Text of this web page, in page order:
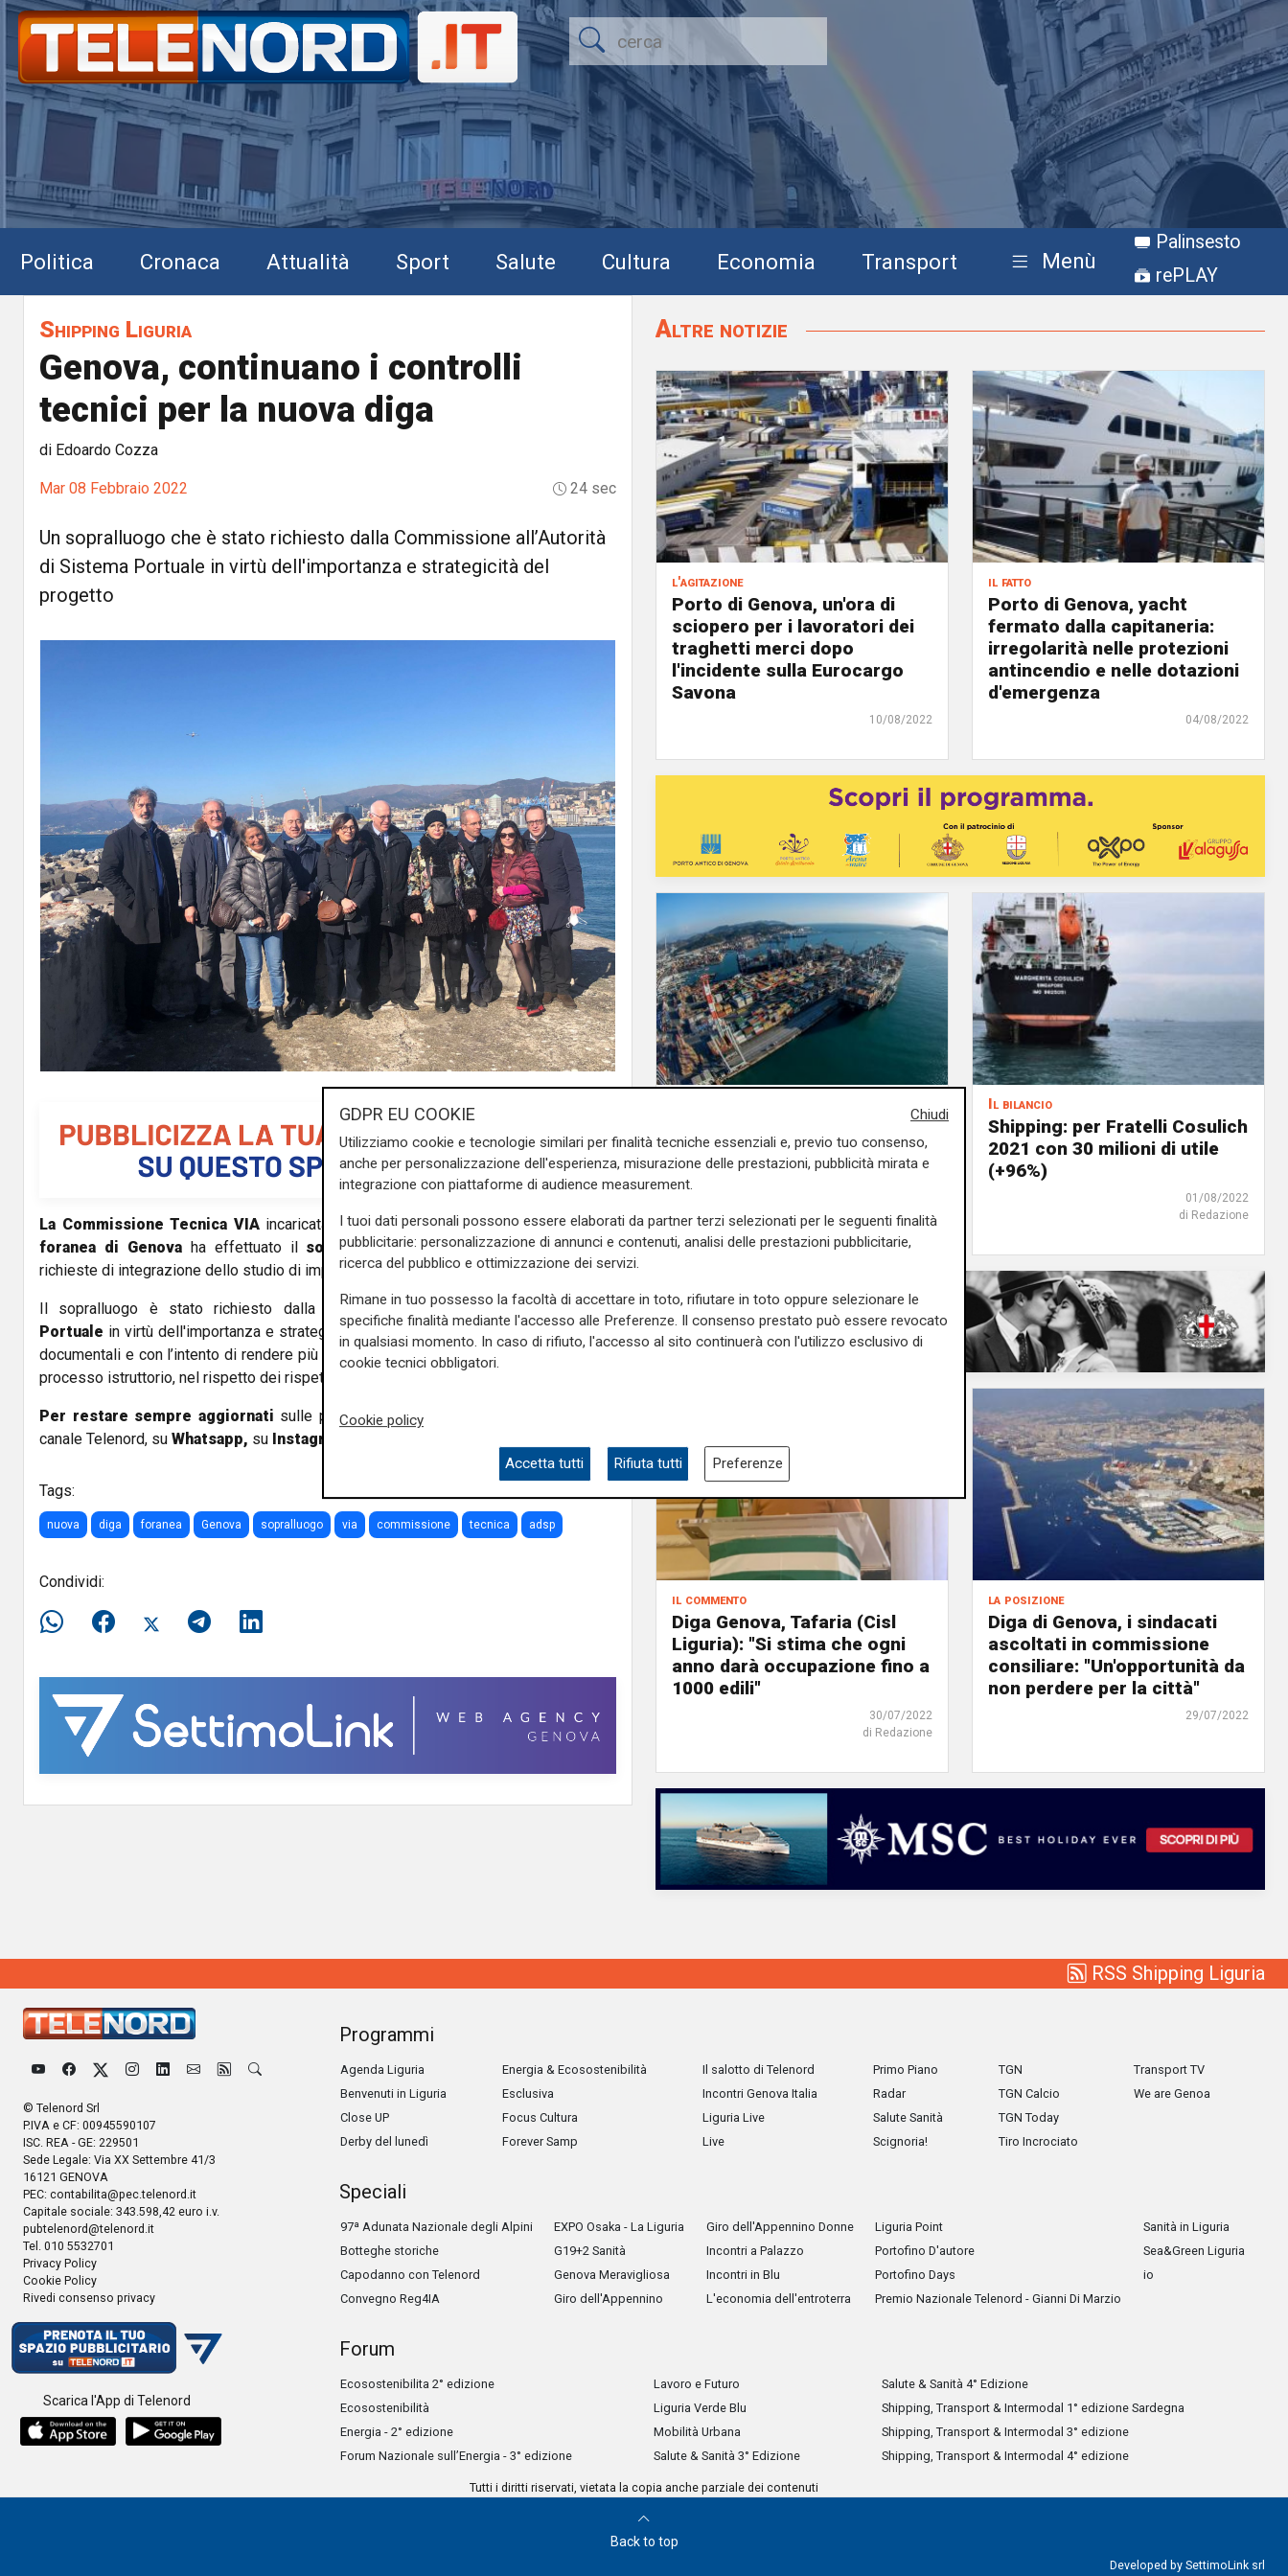
Politica Cronaca Attualità Sport Salute Cultura Economia Transport Menù
Palinsesto
rePLAY
Shipping Liguria
Genova, continuano i controlli
tecnici per la nuova diga
di Edoardo Cozza
Mar 08 Febbraio 2022 24 sec
Un sopralluogo che è stato richiesto dalla Commissione all’Autorità
di Sistema Portuale in virtù dell'importanza e strategicità del
progetto
La Commissione Tecnica VIAincaricata della procedura relativa allaNuova Diga
foranea di Genovaha effettuato il sopralluogoprogrammato in relazione alle
richieste di integrazione dello studio di impatto ambientale sul progetto.
Il sopralluogo è stato richiesto dalla
Commissione all’Autorità di Sistema
Portuale in virtù dell'importanza e strategicità del progetto, a supporto dei contributi
documentali e con l’intento di rendere più efficaci gli approfondimenti occorrenti per il
processo istruttorio, nel rispetto dei rispettivi ruoli istituzionali.
Per restare sempre aggiornati sulle principali notizie sulla Liguria seguiteci sul
canale Telenord, su Whatsapp, su Instagram
Tags:
nuova diga foranea Genova sopralluogo via commissione tecnica adsp
Condividi:
Altre notizie
l'agitazione
Porto di Genova, un'ora di
sciopero per i lavoratori dei
traghetti merci dopo
l'incidente sulla Eurocargo
Savona
10/08/2022
il fatto
Porto di Genova, yacht
fermato dalla capitaneria:
irregolarità nelle protezioni
antincendio e nelle dotazioni
d'emergenza
04/08/2022
container movimentati: -3,9%
nei primi 6 mesi del 2022
Il bilancio
Shipping: per Fratelli Cosulich
2021 con 30 milioni di utile
(+96%)
01/08/2022
di Redazione
il commento
Diga Genova, Tafaria (Cisl
Liguria): "Si stima che ogni
anno darà occupazione fino a
1000 edili"
30/07/2022
di Redazione
la posizione
Diga di Genova, i sindacati
ascoltati in commissione
consiliare: "Un'opportunità da
non perdere per la città"
29/07/2022
RSS Shipping Liguria
© Telenord Srl
P.IVA e CF: 00945590107
ISC. REA - GE: 229501
Sede Legale: Via XX Settembre 41/3
16121 GENOVA
PEC: contabilita@pec.telenord.it
Capitale sociale: 343.598,42 euro i.v.
pubtelenord@telenord.it
Tel. 010 5532701
Privacy Policy
Cookie Policy
Rivedi consenso privacy
Scarica l'App di Telenord
Programmi
Agenda Liguria
Benvenuti in Liguria
Close UP
Derby del lunedì
Energia & Ecosostenibilità
Esclusiva
Focus Cultura
Forever Samp
Il salotto di Telenord
Incontri Genova Italia
Liguria Live
Live
Primo Piano
Radar
Salute Sanità
Scignoria!
TGN
TGN Calcio
TGN Today
Tiro Incrociato
Transport TV
We are Genoa
Speciali
97ª Adunata Nazionale degli Alpini
Botteghe storiche
Capodanno con Telenord
Convegno Reg4IA
EXPO Osaka - La Liguria
G19+2 Sanità
Genova Meravigliosa
Giro dell'Appennino
Giro dell'Appennino Donne
Incontri a Palazzo
Incontri in Blu
L'economia dell'entroterra
Liguria Point
Portofino D'autore
Portofino Days
Premio Nazionale Telenord - Gianni Di Marzio
Sanità in Liguria
Sea&Green Liguria
io
Forum
Ecosostenibilita 2° edizione
Ecosostenibilità
Energia - 2° edizione
Forum Nazionale sull’Energia - 3° edizione
Lavoro e Futuro
Liguria Verde Blu
Mobilità Urbana
Salute & Sanità 3° Edizione
Salute & Sanità 4° Edizione
Shipping, Transport & Intermodal 1° edizione Sardegna
Shipping, Transport & Intermodal 3° edizione
Shipping, Transport & Intermodal 4° edizione
Tutti i diritti riservati, vietata la copia anche parziale dei contenuti
Back to top
Developed by SettimoLink srl
Chiudi
GDPR EU COOKIE
Utilizziamo cookie e tecnologie similari per finalità tecniche essenziali e, previo tuo consenso,
anche per personalizzazione dell'esperienza, misurazione delle prestazioni, pubblicità mirata e
integrazione con piattaforme di audience measurement.
I tuoi dati personali possono essere elaborati da partner terzi selezionati per le seguenti finalità
pubblicitarie: personalizzazione di annunci e contenuti, analisi delle prestazioni pubblicitarie,
ricerca del pubblico e ottimizzazione dei servizi.
Rimane in tuo possesso la facoltà di accettare in toto, rifiutare in toto oppure selezionare le
specifiche finalità mediante l'accesso alle Preferenze. Il consenso prestato può essere revocato
in qualsiasi momento. In caso di rifiuto, l'accesso al sito continuerà con l'utilizzo esclusivo di
cookie tecnici obbligatori.
Cookie policy
Accetta tutti Rifiuta tutti Preferenze